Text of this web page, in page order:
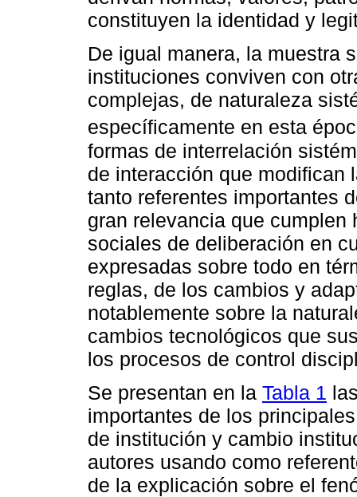
constituyen la identidad y
De igual manera, la muestra
instituciones conviven con
complejas, de naturaleza
específicamente en esta
formas de interrelación
de interacción que modifican
tanto referentes importantes
gran relevancia que
sociales de deliberación en
expresadas sobre todo en
reglas, de los cambios y
notablemente sobre la
cambios tecnológicos que
los procesos de control
Se presentan en la Tabla 1
importantes de los
de institución y cambio
autores usando como
de la explicación sobre el